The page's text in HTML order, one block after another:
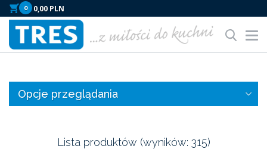
0
Opcje przeglądania
Lista produktów (wyników: 315)